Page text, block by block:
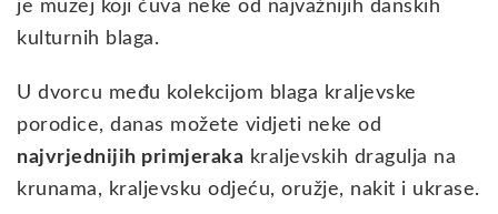
je muzej koji čuva neke od najvažnijih danskih
kulturnih blaga.
U dvorcu među kolekcijom blaga kraljevske
porodice, danas možete vidjeti neke od
najvrjednijih primjeraka kraljevskih dragulja na
krunama, kraljevsku odjeću, oružje, nakit i ukrase.